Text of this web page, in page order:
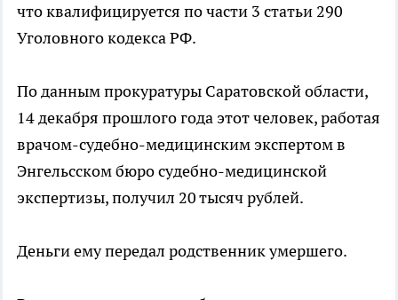
что квалифицируется по части 3 статьи 290
Уголовного кодекса РФ.
По данным прокуратуры Саратовской области,
14 декабря прошлого года этот человек, работая
врачом-судебно-медицинским экспертом в
Энгельсском бюро судебно-медицинской
экспертизы, получил 20 тысяч рублей.
Деньги ему передал родственник умершего.